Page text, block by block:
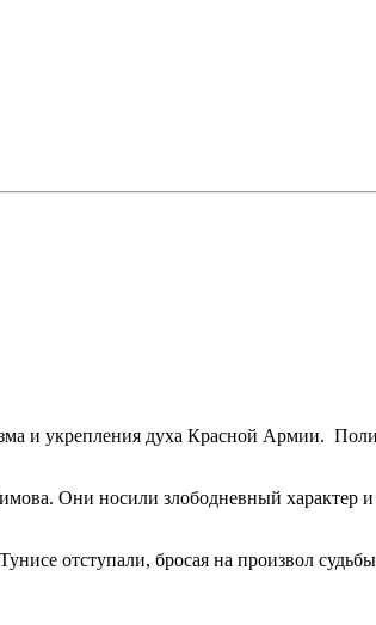
и укрепления духа Красной Армии.
Они носили злободневный характер
отступали, бросая на произвол